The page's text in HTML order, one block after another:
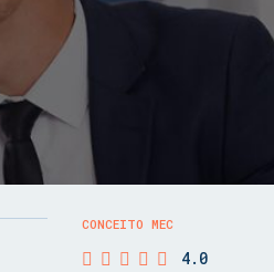
CONCEITO MEC
4.0